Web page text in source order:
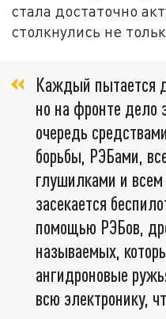
стала достаточно
столкнулись не
Каждый пытается
но на фронте дело
очередь
борьбы, РЭБами,
глушилками и
засекается
помощью РЭБов,
называемых,
ангидроновые
всю электронику,